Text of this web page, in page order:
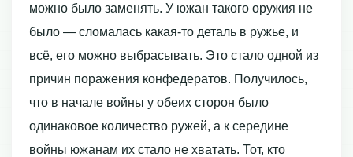
можно было заменять. У южан такого оружия не
было — сломалась какая-то деталь в ружье, и
всё, его можно выбрасывать. Это стало одной из
причин поражения конфедератов. Получилось,
что в начале войны у обеих сторон было
одинаковое количество ружей, а к середине
войны южанам их стало не хватать. Тот, кто